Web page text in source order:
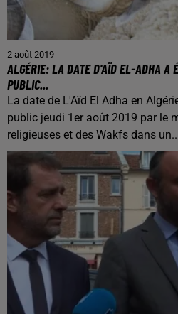
2 août 2019
ALGÉRIE: LA DATE D'AÏD EL-ADHA A
PUBLIC...
La date de L'Aïd El Adha en
public jeudi 1er août 2019 par le
religieuses et des Wakfs dans